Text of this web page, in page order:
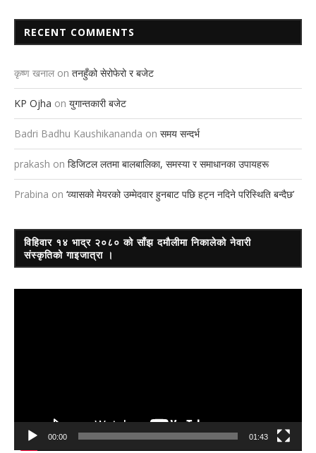
RECENT COMMENTS
कृष्ण खनाल on तनहुँको सेरोफेरो र बजेट
KP Ojha on युगान्तकारी बजेट
Badri Badhu Kaushikananda on समय सन्दर्भ
prakash on डिजिटल लतमा बालबालिका, समस्या र समाधानका उपायहरू
Prabina on ‘व्यासको मेयरको उम्मेदवार हुनबाट पछि हट्न नदिने परिस्थिति बन्दैछ’
विहिवार १४ भाद्र २०८० को साँझ दमौलीमा निकालेको नेवारी
संस्कृतिको गाइजात्रा ।
00:00 01:43